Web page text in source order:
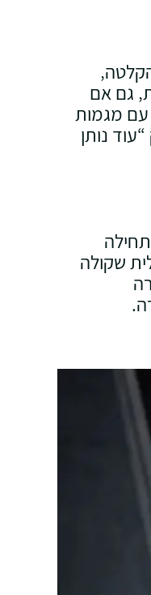
גם אם
עם מגמות
נותן
שקולה